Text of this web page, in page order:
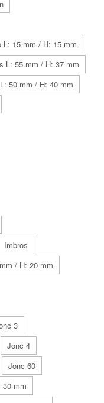
L: 15 mm / H: 15 mm
L: 55 mm / H: 37 mm
50 mm / H: 40 mm
Imbros
/ H: 20 mm
3
Jonc 4
Jonc 60
mm